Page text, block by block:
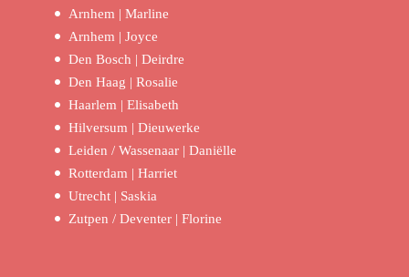
Arnhem | Marline
Arnhem | Joyce
Den Bosch | Deirdre
Den Haag | Rosalie
Haarlem | Elisabeth
Hilversum | Dieuwerke
Leiden / Wassenaar | Daniëlle
Rotterdam | Harriet
Utrecht | Saskia
Zutpen / Deventer | Florine